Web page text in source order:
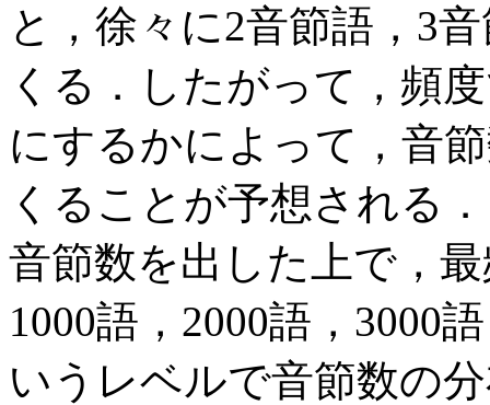
と，徐々に2音節語，3
くる．したがって，頻
にするかによって，音
くることが予想される
音節数を出した上で，
1000語，2000語，3000
いうレベルで音節数の